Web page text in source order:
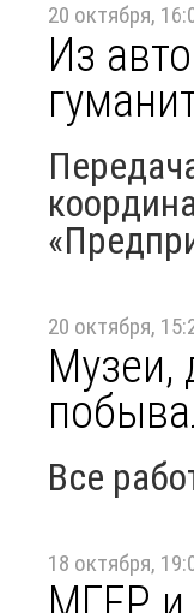
20 октября,
Из
20 октября,
Музеи,
Все
18 октября,